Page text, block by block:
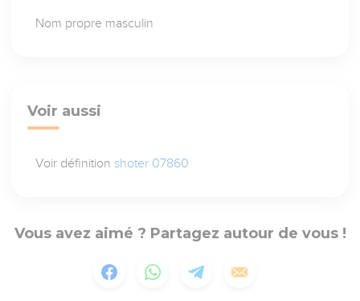
Nom propre masculin
Voir aussi
Voir définition shoter 07860
Vous avez aimé ? Partagez autour de vous !